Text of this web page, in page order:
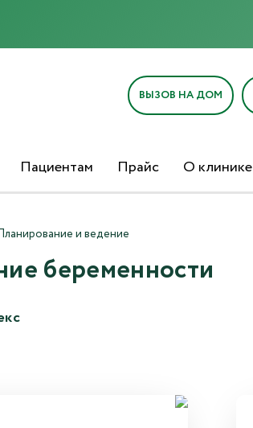
ВЫЗОВ НА ДОМ
Пациентам Прайс О клинике
и ведение
беременности